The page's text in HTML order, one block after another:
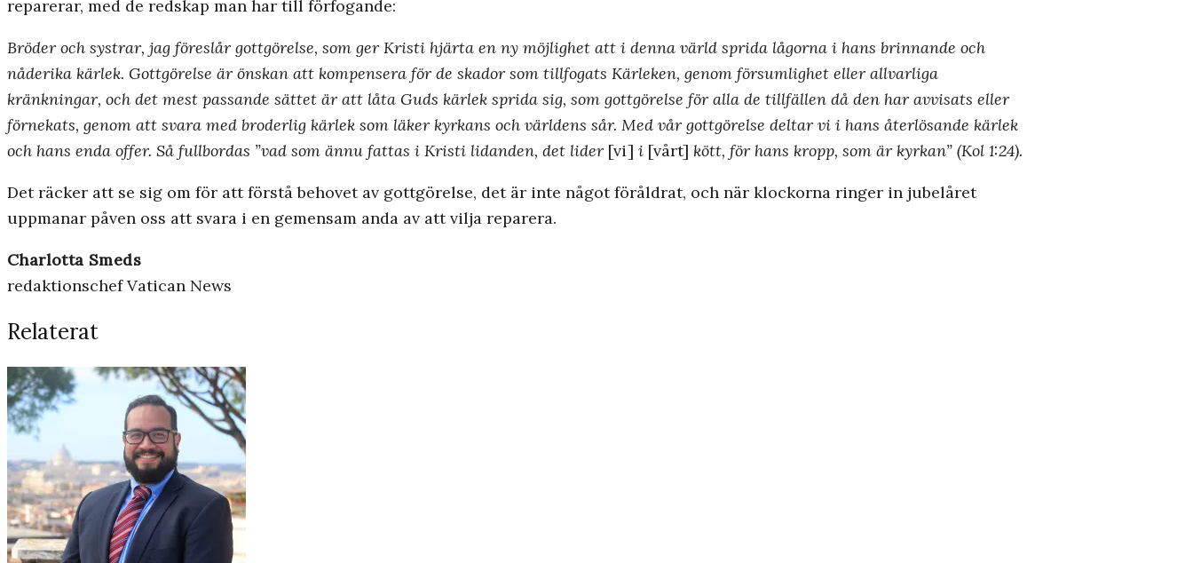
reparerar, med de redskap man har till förfogande:
Bröder och systrar, jag föreslår gottgörelse, som ger Kristi hjärta en ny möjlighet att i denna värld sprida lågorna i hans brinnande och
nåderika kärlek. Gottgörelse är önskan att kompensera för de skador som tillfogats Kärleken, genom försumlighet eller allvarliga
kränkningar, och det mest passande sättet är att låta Guds kärlek sprida sig, som gottgörelse för alla de tillfällen då den har avvisats eller
förnekats, genom att svara med broderlig kärlek som läker kyrkans och världens sår. Med vår gottgörelse deltar vi i hans återlösande kärlek
och hans enda offer. Så fullbordas ”vad som ännu fattas i Kristi lidanden, det lider [vi] i [vårt] kött, för hans kropp, som är kyrkan” (Kol 1:24).
Det räcker att se sig om för att förstå behovet av gottgörelse, det är inte något föråldrat, och när klockorna ringer in jubelåret
uppmanar påven oss att svara i en gemensam anda av att vilja reparera.
Charlotta Smeds
redaktionschef Vatican News
Relaterat